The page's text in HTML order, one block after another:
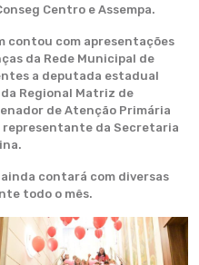
Centro e Assempa.
contou com apresentações
da Rede Municipal de
a deputada estadual
Regional Matriz de
de Atenção Primária
representante da Secretaria
contará com diversas
todo o mês.